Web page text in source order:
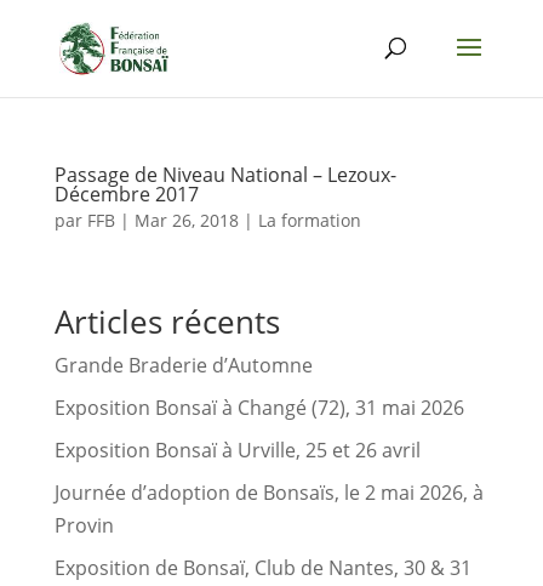
Passage de Niveau National – Lezoux-
Décembre 2017
par FFB| Mar 26, 2018| La formation
Articles récents
Grande Braderie d’Automne
Exposition Bonsaï à Changé (72), 31 mai 2026
Exposition Bonsaï à Urville, 25 et 26 avril
Journée d’adoption de Bonsaïs, le 2 mai 2026, à
Provin
Exposition de Bonsaï, Club de Nantes, 30 & 31